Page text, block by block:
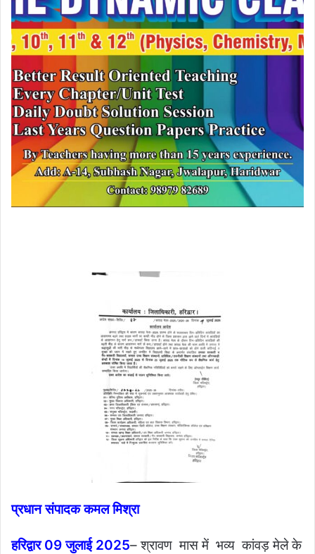
प्रधान संपादक कमल मिश्रा
हरिद्वार 09 जुलाई 2025– श्रावण मास में भव्य कांवड़ मेले के